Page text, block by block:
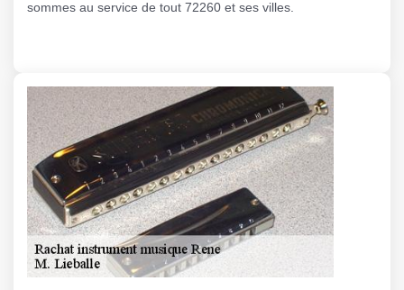
sommes au service de tout 72260 et ses villes.